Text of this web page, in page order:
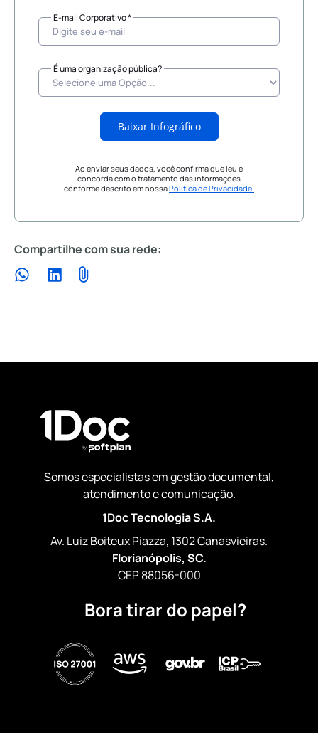
E-mail Corporativo *
É uma organização pública?
Baixar Infográfico
Ao enviar seus dados, você confirma que leu e
concorda com o tratamento das informações
conforme descrito em nossaPolítica de Privacidade.
Compartilhe com sua rede:
Somos especialistas em gestão documental,
atendimento e comunicação.
1Doc Tecnologia S.A.
Av. Luiz Boiteux Piazza, 1302 Canasvieiras.
Florianópolis, SC.
CEP 88056-000
Bora tirar do papel?